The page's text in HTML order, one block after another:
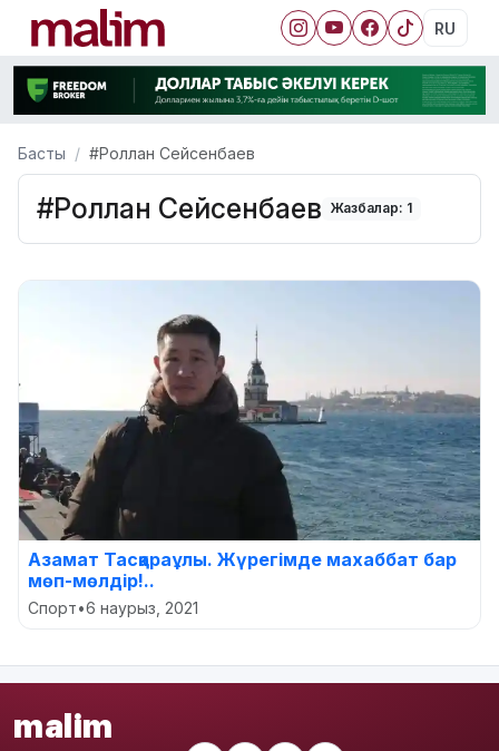
RU
Басты #Роллан Сейсенбаев
#Роллан Сейсенбаев Жазбалар: 1
Азамат Тасқараұлы. Жүрегімде махаббат бар
мөп-мөлдір!..
Спорт•6 наурыз, 2021
malim